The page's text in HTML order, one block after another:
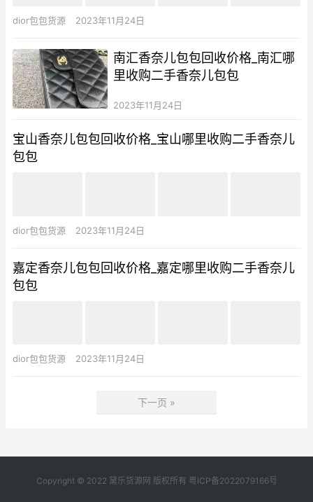
dior包包货源 2023年11月24日
南汇香奈儿包包回收价格_南汇哪
里收购二手香奈儿包包
2023年11月24日
宝山香奈儿包包回收价格_宝山哪里收购二手香奈儿
包包
dior包包货源 2023年11月24日
嘉定香奈儿包包回收价格_嘉定哪里收购二手香奈儿
包包
dior包包货源 2023年11月24日
下一页 »
Copyright © 2022 黛乐货源网 版权所有 粤ICP备2022079166号